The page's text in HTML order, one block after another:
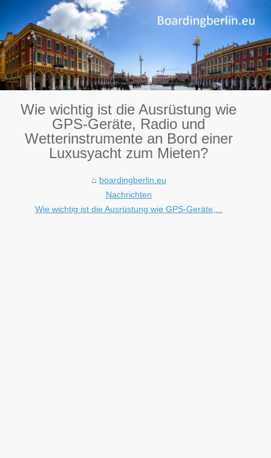
Wie wichtig ist die Ausrüstung wie
GPS-Geräte, Radio und
Wetterinstrumente an Bord einer
Luxusyacht zum Mieten?
boardingberlin.eu
Nachrichten
Wie wichtig ist die Ausrüstung wie GPS-Geräte,...